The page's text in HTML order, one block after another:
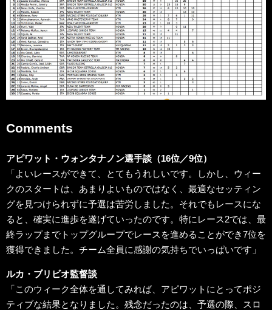
Comments
アピワット・ウォンタナノン選手談（16位／9位）
「よいレースができて、とてもうれしいです。しかし、ウィー
クのスタートは、あまりよいものではなく、最適なセッティン
グを見つけられずに予選は苦労しました。それでもレースにな
ると、確実に進歩を遂げていったのです。特にレース2では、最
終ラップまでトップグループでレースを進めることができ7位を
獲得できました。チーム全員に感謝の気持ちでいっぱいです」
ルカ・ブリビオ監督談
「このウィーク全体を通してみれば、アピワットにとってポジ
ティブな結果となりました。残念だったのは、予選の際、スロ